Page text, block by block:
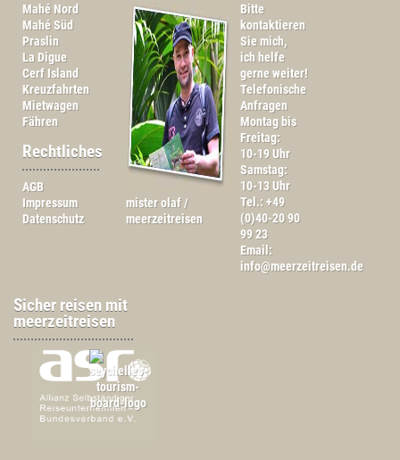
Mahé Nord
Mahé Süd
Praslin
La Digue
Cerf Island
Kreuzfahrten
Mietwagen
Fähren
Rechtliches
AGB
Impressum
Datenschutz
mister olaf /
meerzeitreisen
Bitte
kontaktieren
Sie mich,
ich helfe
gerne weiter!
Telefonische
Anfragen
Montag bis
Freitag:
10-19 Uhr
Samstag:
10-13 Uhr
Tel.: +49
(0)40-20 90
99 23
Email:
info@meerzeitreisen.de
Sicher reisen mit
meerzeitreisen